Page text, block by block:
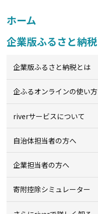
ホーム
企業版ふるさと納税
企業版ふるさと納税とは
企ふるオンラインの使い方
riverサービスについて
自治体担当者の方へ
企業担当者の方へ
寄附控除シミュレーター